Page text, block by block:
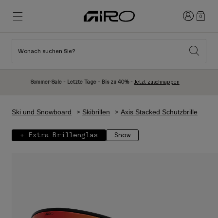
Neuzugänge
Rennrad Helme
Neuzugänge
Ski
Anmelden
0
Wonach suchen Sie?
Sommer-Sale - Letzte Tage - Bis zu 40% - Jetzt zuschnappen
Ski und Snowboard Skibrillen Axis Stacked Schutzbrille
+ Extra Brillenglas Snow